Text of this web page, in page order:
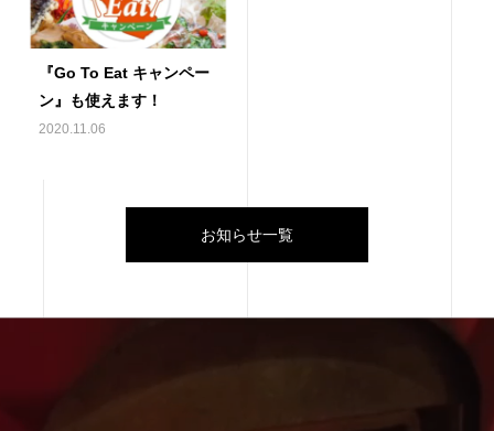
『Go To Eat キャンペー
ン』も使えます！
2020.11.06
お知らせ一覧